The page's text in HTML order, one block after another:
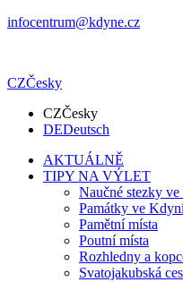
infocentrum@kdyne.cz
CZČesky
CZČesky
DEDeutsch
AKTUÁLNĚ
TIPY NA VÝLET
Naučné stezky
Památky ve
Pamětní místa
Poutní místa
Rozhledny a
Svatojakubská